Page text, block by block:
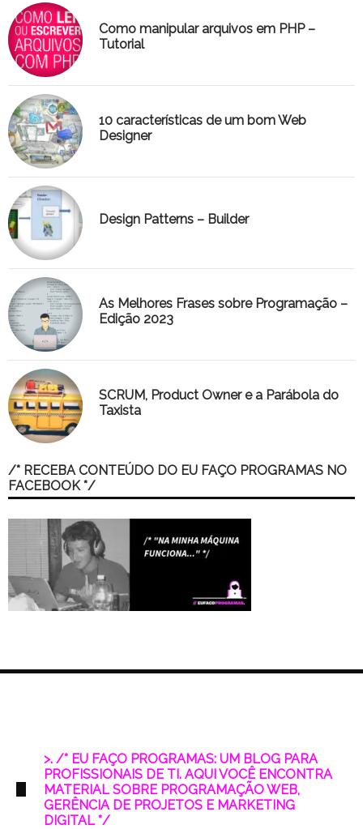
Como manipular arquivos em PHP –
Tutorial
10 características de um bom Web
Designer
Design Patterns – Builder
As Melhores Frases sobre Programação –
Edição 2023
SCRUM, Product Owner e a Parábola do
Taxista
/* RECEBA CONTEÚDO DO EU FAÇO PROGRAMAS NO
FACEBOOK */
>. /* EU FAÇO PROGRAMAS: UM BLOG PARA
PROFISSIONAIS DE TI. AQUI VOCÊ ENCONTRA
MATERIAL SOBRE PROGRAMAÇÃO WEB,
GERÊNCIA DE PROJETOS E MARKETING
DIGITAL */